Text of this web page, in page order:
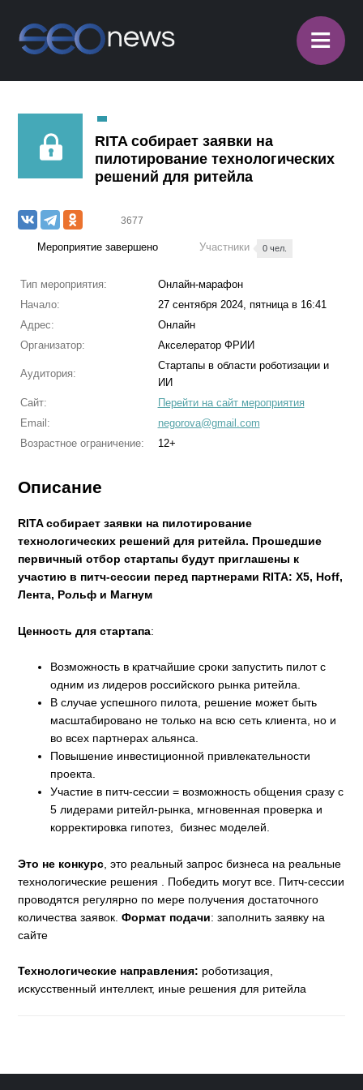
≡
RITA собирает заявки на
пилотирование технологических
решений для ритейла
3677
Мероприятие завершено Участники 0 чел.
Тип мероприятия:
Онлайн-марафон
Начало:
27 сентября 2024, пятница в 16:41
Адрес:
Онлайн
Организатор:
Акселератор ФРИИ
Аудитория:
Стартапы в области роботизации и
ИИ
Сайт:
Перейти на сайт мероприятия
Email:
negorova@gmail.com
Возрастное ограничение:
12+
Описание
RITA собирает заявки на пилотирование
технологических решений для ритейла. Прошедшие
первичный отбор стартапы будут приглашены к
участию в питч-сессии перед партнерами RITA: X5, Hoff,
Лента, Рольф и Магнум
Ценность для стартапа:
Возможность в кратчайшие сроки запустить пилот с
одним из лидеров российского рынка ритейла.
В случае успешного пилота, решение может быть
масштабировано не только на всю сеть клиента, но и
во всех партнерах альянса.
Повышение инвестиционной привлекательности
проекта.
Участие в питч-сессии = возможность общения сразу с
5 лидерами ритейл-рынка, мгновенная проверка и
корректировка гипотез, бизнес моделей.
Это не конкурс , это реальный запрос бизнеса на реальные
технологические решения . Победить могут все. Питч-сессии
проводятся регулярно по мере получения достаточного
количества заявок.Формат подачи: заполнить заявку на
сайте
Технологические направления: роботизация,
искусственный интеллект, иные решения для ритейла